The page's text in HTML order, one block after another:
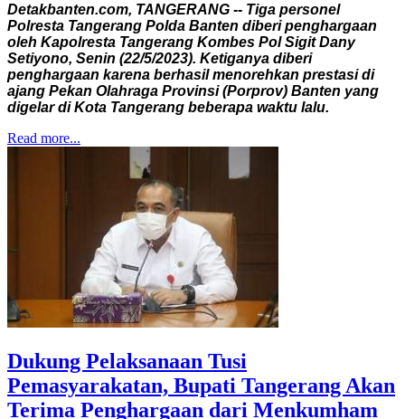
Detakbanten.com, TANGERANG -- Tiga personel
Polresta Tangerang Polda Banten diberi penghargaan
oleh Kapolresta Tangerang Kombes Pol Sigit Dany
Setiyono, Senin (22/5/2023). Ketiganya diberi
penghargaan karena berhasil menorehkan prestasi di
ajang Pekan Olahraga Provinsi (Porprov) Banten yang
digelar di Kota Tangerang beberapa waktu lalu.
Read more...
Dukung Pelaksanaan Tusi
Pemasyarakatan, Bupati Tangerang Akan
Terima Penghargaan dari Menkumham